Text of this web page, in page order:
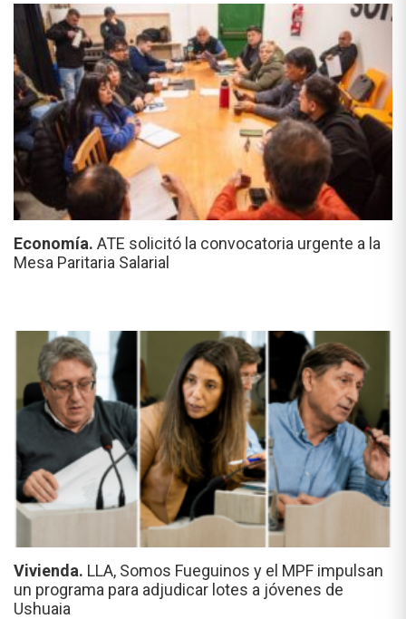
Economía. ATE solicitó la convocatoria urgente a la
Mesa Paritaria Salarial
Vivienda. LLA, Somos Fueguinos y el MPF impulsan
un programa para adjudicar lotes a jóvenes de
Ushuaia